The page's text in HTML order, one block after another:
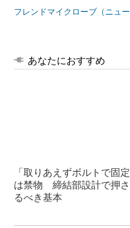
フレンドマイクローブ（ニュー
あなたにおすすめ
「取りあえずボルトで固定
は禁物 締結部設計で押さ
るべき基本